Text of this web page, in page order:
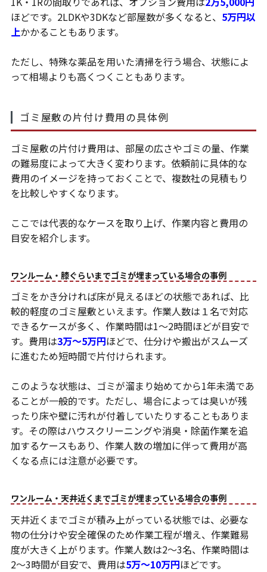
ほどです。2LDKや3DKなど部屋数が多くなると、 5万円以
上かかることもあります。
ただし、特殊な薬品を用いた清掃を行う場合、状態によ
って相場よりも高くつくこともあります。
ゴミ屋敷の片付け費用の具体例
ゴミ屋敷の片付け費用は、部屋の広さやゴミの量、作業
の難易度によって大きく変わります。依頼前に具体的な
費用のイメージを持っておくことで、複数社の見積もり
を比較しやすくなります。
ここでは代表的なケースを取り上げ、作業内容と費用の
目安を紹介します。
ワンルーム・膝ぐらいまでゴミが埋まっている場合の事例
ゴミをかき分ければ床が見えるほどの状態であれば、比
較的軽度のゴミ屋敷といえます。作業人数は１名で対応
できるケースが多く、作業時間は1～2時間ほどが目安で
す。費用は3万〜5万円ほどで、仕分けや搬出がスムーズ
に進むため短時間で片付けられます。
このような状態は、ゴミが溜まり始めてから1年未満であ
ることが一般的です。ただし、場合によっては臭いが残
ったり床や壁に汚れが付着していたりすることもありま
す。その際はハウスクリーニングや消臭・除菌作業を追
加するケースもあり、作業人数の増加に伴って費用が高
くなる点には注意が必要です。
ワンルーム・天井近くまでゴミが埋まっている場合の事例
天井近くまでゴミが積み上がっている状態では、必要な
物の仕分けや安全確保のため作業工程が増え、作業難易
度が大きく上がります。作業人数は2〜3名、作業時間は
2〜3時間が目安で、費用は5万〜10万円ほどです。